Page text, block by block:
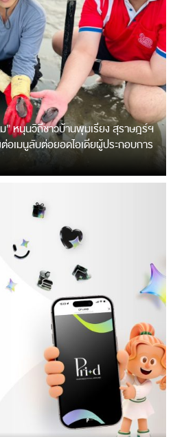
” หนุนวิถีชาวบ้านพุมเรียง สุราษฎร์ฯ
อเมนูลับต่อยอดไอเดียผู้ประกอบการ